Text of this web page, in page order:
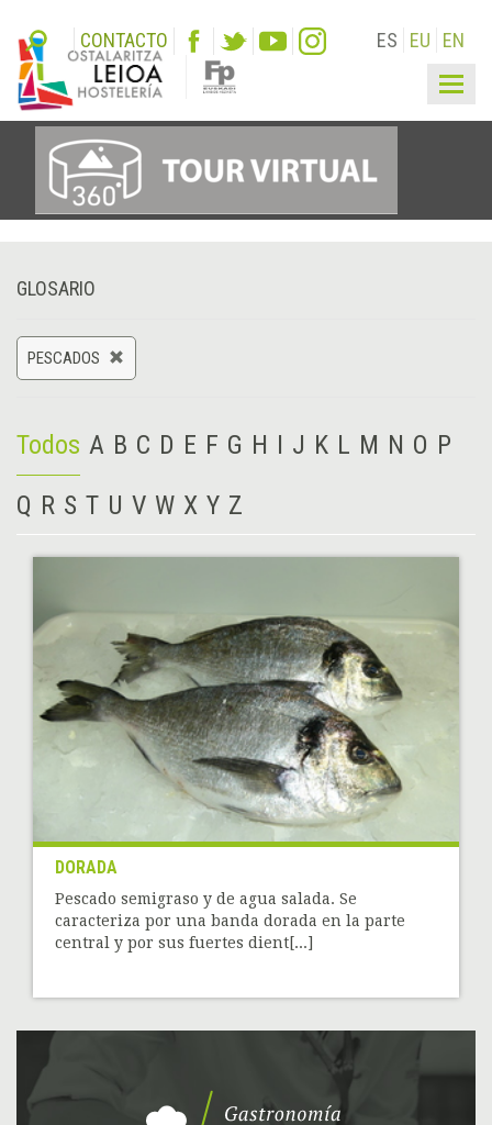
CONTACTO ES EU EN
GLOSARIO
PESCADOS
Todos A B C D E F G H I J K L M N O P
Q R S T U V W X Y Z
DORADA
Pescado semigraso y de agua salada. Se
caracteriza por una banda dorada en la parte
central y por sus fuertes dient[...]